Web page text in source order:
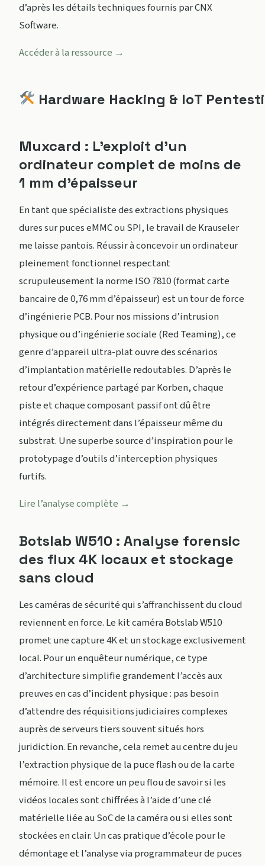
d’après les détails techniques fournis par CNX
Software.
Accéder à la ressource →
Hardware Hacking & IoT
Muxcard : L’exploit d’un
ordinateur complet de moins de
1 mm d’épaisseur
En tant que spécialiste des extractions physiques
dures sur puces eMMC ou SPI, le travail de Krauseler
me laisse pantois. Réussir à concevoir un ordinateur
pleinement fonctionnel respectant
scrupuleusement la norme ISO 7810 (format carte
bancaire de 0,76 mm d’épaisseur) est un tour de force
d’ingénierie PCB. Pour nos missions d’intrusion
physique ou d’ingénierie sociale (Red Teaming), ce
genre d’appareil ultra-plat ouvre des scénarios
d’implantation matérielle redoutables. D’après le
retour d’expérience partagé par Korben, chaque
piste et chaque composant passif ont dû être
intégrés directement dans l’épaisseur même du
substrat. Une superbe source d’inspiration pour le
prototypage d’outils d’interception physiques
furtifs.
Lire l’analyse complète →
Botslab W510 : Analyse forensic
des flux 4K locaux et stockage
sans cloud
Les caméras de sécurité qui s’affranchissent du cloud
reviennent en force. Le kit caméra Botslab W510
promet une capture 4K et un stockage exclusivement
local. Pour un enquêteur numérique, ce type
d’architecture simplifie grandement l’accès aux
preuves en cas d’incident physique : pas besoin
d’attendre des réquisitions judiciaires complexes
auprès de serveurs tiers souvent situés hors
juridiction. En revanche, cela remet au centre du jeu
l’extraction physique de la puce flash ou de la carte
mémoire. Il est encore un peu flou de savoir si les
vidéos locales sont chiffrées à l’aide d’une clé
matérielle liée au SoC de la caméra ou si elles sont
stockées en clair. Un cas pratique d’école pour le
démontage et l’analyse via programmateur de puces